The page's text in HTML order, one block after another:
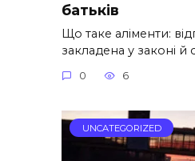
батьків
Що таке аліменти:
закладена у законі й
0 6
UNCATEGORIZED